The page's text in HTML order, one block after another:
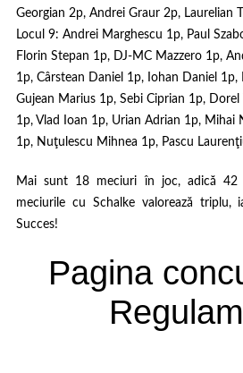
Georgian 2p, Andrei Graur 2p, Laurelian
Locul 9: Andrei Marghescu 1p, Paul
Florin Stepan 1p, DJ-MC Mazzero 1p,
1p, Cârstean Daniel 1p, Iohan Daniel 1p,
Gujean Marius 1p, Sebi Ciprian 1p,
1p, Vlad Ioan 1p, Urian Adrian 1p, Mihai
1p, Nuţulescu Mihnea 1p, Pascu
Mai sunt 18 meciuri în joc, adică
meciurile cu Schalke valorează triplu,
Succes!
Pagina